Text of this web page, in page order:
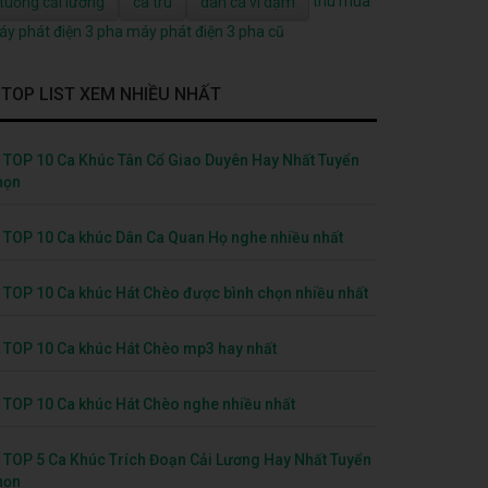
phát điện 3 pha máy phát điện 3 pha cũ
TOP LIST XEM NHIỀU NHẤT
TOP 10 Ca Khúc Tân Cổ Giao Duyên Hay Nhất Tuyển
TOP 10 Ca khúc Dân Ca Quan Họ nghe nhiều nhất
TOP 10 Ca khúc Hát Chèo được bình chọn nhiều nhất
TOP 10 Ca khúc Hát Chèo mp3 hay nhất
TOP 10 Ca khúc Hát Chèo nghe nhiều nhất
TOP 5 Ca Khúc Trích Đoạn Cải Lương Hay Nhất Tuyển